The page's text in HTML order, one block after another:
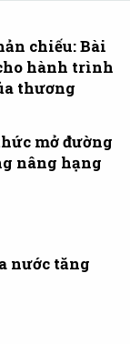
chiếu: Bài
hành trình
thương
mở đường
nâng hạng
nước tăng